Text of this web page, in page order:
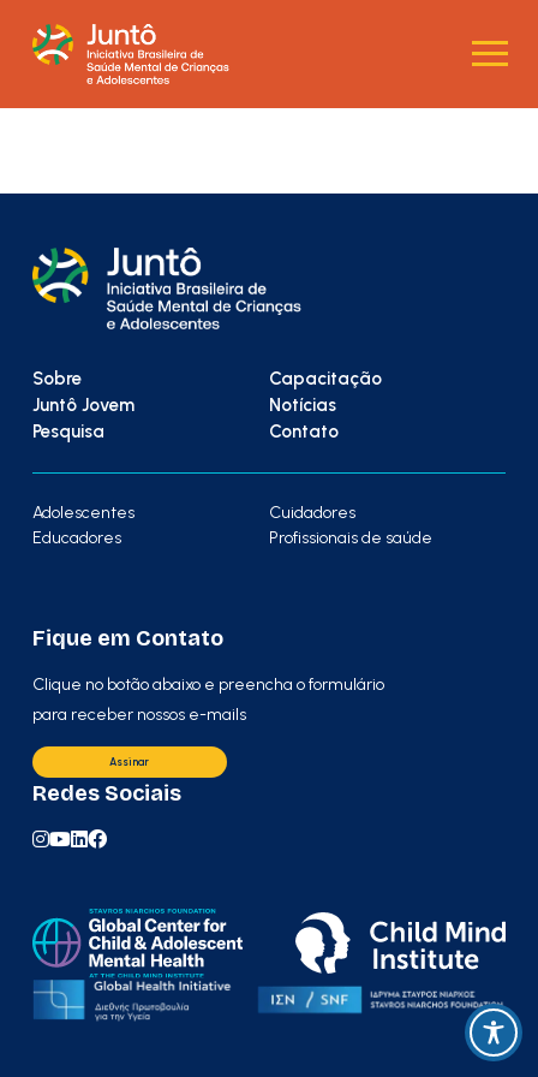
Sobre
Capacitação
Juntô Jovem
Notícias
Pesquisa
Contato
Adolescentes
Cuidadores
Educadores
Profissionais de saúde
Fique em Contato
Clique no botão abaixo e preencha o formulário
para receber nossos e-mails
Assinar
Redes Sociais